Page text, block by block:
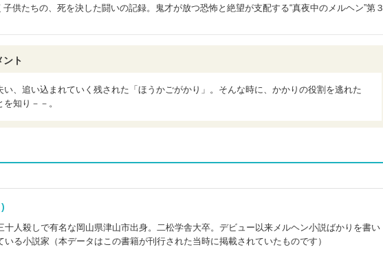
子供たちの、死を決した闘いの記録。鬼才が放つ恐怖と絶望が支配する“真夜中のメルヘン”第３
ント
い、追い込まれていく残された「ほうかごがかり」。そんな時に、かかりの役割を逃れた
知り－－。
ト)
十人殺しで有名な岡山県津山市出身。二松学舎大卒。デビュー以来メルヘン小説ばかりを書い
る小説家（本データはこの書籍が刊行された当時に掲載されていたものです）